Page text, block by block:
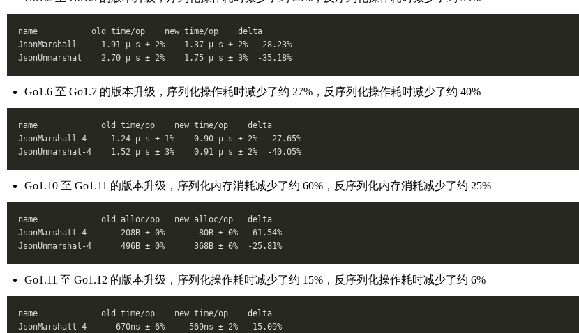
name           old time/op    new time/op    delta
JsonMarshall     1.91 µ s ± 2%    1.37 µ s ± 2%  -28.23%
JsonUnmarshal    2.70 µ s ± 2%    1.75 µ s ± 3%  -35.18%
Go1.6 至 Go1.7 的版本升级，序列化操作耗时减少了约 27%，反序列化操作耗时减少了约 40%
name             old time/op    new time/op    delta
JsonMarshall-4     1.24 µ s ± 1%    0.90 µ s ± 2%  -27.65%
JsonUnmarshal-4    1.52 µ s ± 3%    0.91 µ s ± 2%  -40.05%
Go1.10 至 Go1.11 的版本升级，序列化内存消耗减少了约 60%，反序列化内存消耗减少了约 25%
name             old alloc/op   new alloc/op   delta
JsonMarshall-4       208B ± 0%       80B ± 0%  -61.54%
JsonUnmarshal-4      496B ± 0%      368B ± 0%  -25.81%
Go1.11 至 Go1.12 的版本升级，序列化操作耗时减少了约 15%，反序列化操作耗时减少了约 6%
name             old time/op    new time/op    delta
JsonMarshall-4      670ns ± 6%     569ns ± 2%  -15.09%